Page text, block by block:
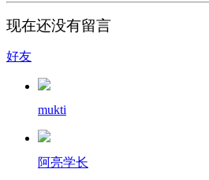
现在还没有留言
好友
mukti
阿亮学长